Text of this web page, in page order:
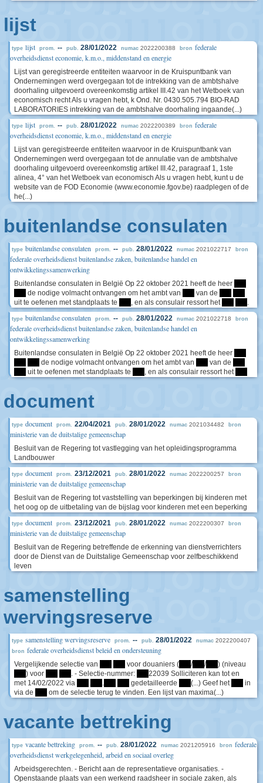
lijst
type lijst prom. -- pub. 28/01/2022 numac 2022200388 bron federale
overheidsdienst economie, k.m.o., middenstand en energie
Lijst van geregistreerde entiteiten waarvoor in de Kruispuntbank van
Ondernemingen werd overgegaan tot de intrekking van de ambtshalve
doorhaling uitgevoerd overeenkomstig artikel III.42 van het Wetboek van
economisch recht Als u vragen hebt, k Ond. Nr. 0430.505.794 BIO-RAD
LABORATORIES intrekking van de ambtshalve doorhaling ingaande(...)
type lijst prom. -- pub. 28/01/2022 numac 2022200389 bron federale
overheidsdienst economie, k.m.o., middenstand en energie
Lijst van geregistreerde entiteiten waarvoor in de Kruispuntbank van
Ondernemingen werd overgegaan tot de annulatie van de ambtshalve
doorhaling uitgevoerd overeenkomstig artikel III.42, paragraaf 1, 1ste
alinea, 4° van het Wetboek van economisch Als u vragen hebt, kunt u de
website van de FOD Economie (www.economie.fgov.be) raadplegen of de
he(...)
buitenlandse consulaten
type buitenlandse consulaten prom. -- pub. 28/01/2022 numac 2021022717 bron
federale overheidsdienst buitenlandse zaken, buitenlandse handel en
ontwikkelingssamenwerking
Buitenlandse consulaten in België Op 22 oktober 2021 heeft de heer
de nodige volmacht ontvangen om het ambt van van de
uit te oefenen met standplaats te
, en als consulair ressort het .
type buitenlandse consulaten prom. -- pub. 28/01/2022 numac 2021022718 bron
federale overheidsdienst buitenlandse zaken, buitenlandse handel en
ontwikkelingssamenwerking
Buitenlandse consulaten in België Op 22 oktober 2021 heeft de heer
de nodige volmacht ontvangen om het ambt van van de
uit te oefenen met standplaats te , en als consulair ressort het
document
type document prom. 22/04/2021 pub. 28/01/2022 numac 2021034482 bron
ministerie van de duitstalige gemeenschap
Besluit van de Regering tot vastlegging van het opleidingsprogramma
Landbouwer
type document prom. 23/12/2021 pub. 28/01/2022 numac 2022200257 bron
ministerie van de duitstalige gemeenschap
Besluit van de Regering tot vaststelling van beperkingen bij kinderen met
het oog op de uitbetaling van de bijslag voor kinderen met een beperking
type document prom. 23/12/2021 pub. 28/01/2022 numac 2022200307 bron
ministerie van de duitstalige gemeenschap
Besluit van de Regering betreffende de erkenning van dienstverrichters
door de Dienst van de Duitstalige Gemeenschap voor zelfbeschikkend
leven
samenstelling
wervingsreserve
type samenstelling wervingsreserve prom. -- pub. 28/01/2022 numac 2022200407
bron federale overheidsdienst beleid en ondersteuning
Vergelijkende selectie van voor douaniers ( / /
) (niveau
) voor . - Selectie-nummer:
22039 Solliciteren kan tot en
met 14/02/2022 via
. . gedetailleerde (...) Geef het
in
via de
om de selectie terug te vinden. Een lijst van maxima(...)
vacante bettreking
type vacante bettreking prom. -- pub. 28/01/2022 numac 2021205916 bron federale
overheidsdienst werkgelegenheid, arbeid en sociaal overleg
Arbeidsgerechten. - Bericht aan de representatieve organisaties. -
Openstaande plaats van een werkend raadsheer in sociale zaken, als